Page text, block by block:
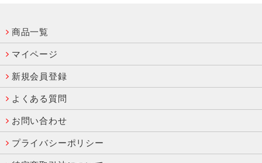
商品一覧
マイページ
新規会員登録
よくある質問
お問い合わせ
プライバシーポリシー